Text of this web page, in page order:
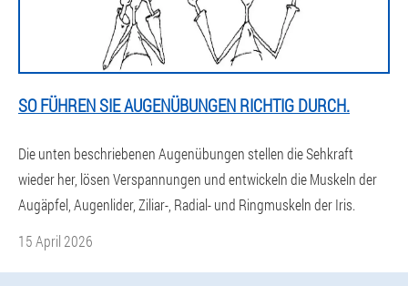
SO FÜHREN SIE AUGENÜBUNGEN RICHTIG DURCH.
Die unten beschriebenen Augenübungen stellen die Sehkraft
wieder her, lösen Verspannungen und entwickeln die Muskeln der
Augäpfel, Augenlider, Ziliar-, Radial- und Ringmuskeln der Iris.
15 April 2026